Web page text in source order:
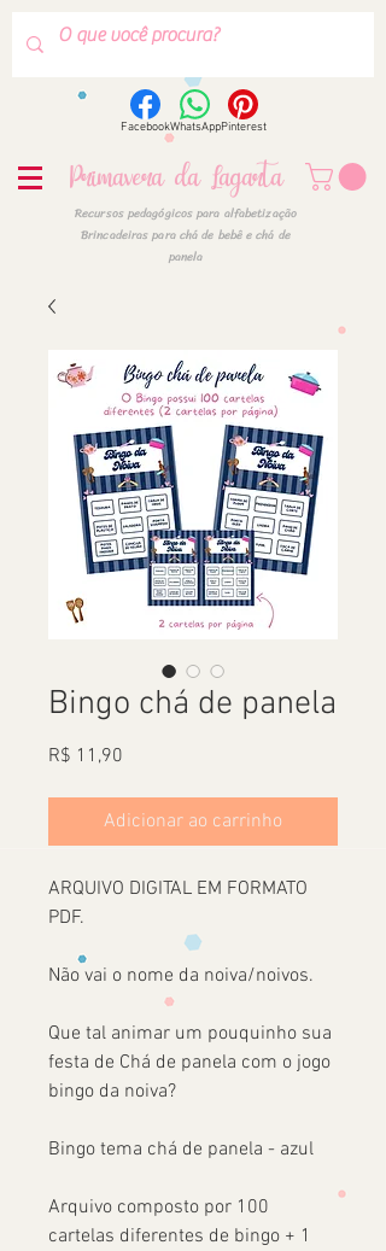
FacebookWhatsAppPinterest
Primavera da Lagarta
Recursos pedagógicos para alfabetização
Brincadeiras para chá de bebê e chá de
panela
Bingo chá de panela
R$ 11,90
Adicionar ao carrinho
ARQUIVO DIGITAL EM FORMATO
PDF.
Não vai o nome da noiva/noivos.
Que tal animar um pouquinho sua
festa de Chá de panela com o jogo
bingo da noiva?
Bingo tema chá de panela - azul
Arquivo composto por 100
cartelas diferentes de bingo + 1